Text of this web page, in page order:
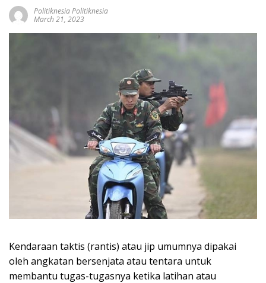
Politiknesia Politiknesia
March 21, 2023
Kendaraan taktis (rantis) atau jip umumnya dipakai
oleh angkatan bersenjata atau tentara untuk
membantu tugas-tugasnya ketika latihan atau